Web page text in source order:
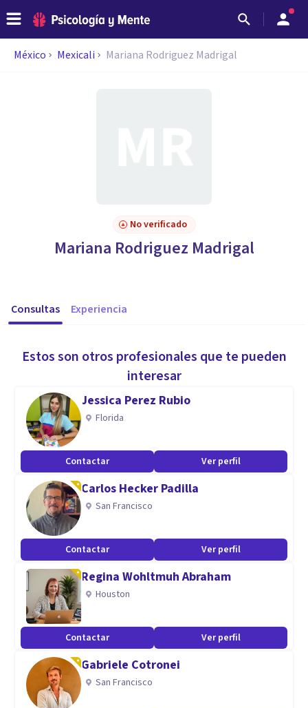
México Mexicali Mariana Rodriguez Madrigal
No verificado
Mariana Rodriguez Madrigal
Consultas Experiencia
Estos son otros profesionales que te pueden
interesar
Jessica Perez Rubio
Florida
Contactar Ver perfil
Carlos Hecker Padilla
San Francisco
Contactar Ver perfil
Regina Wohltmuh Abraham
Houston
Contactar Ver perfil
Gabriele Cotronei
San Francisco